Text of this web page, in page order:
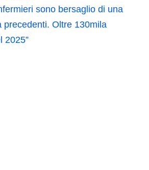
sono bersaglio di una
precedenti. Oltre 130mila
2025”